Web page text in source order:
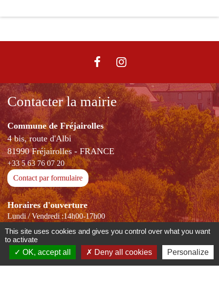
Contacter la mairie
Commune de Fréjairolles
4 bis, route d'Albi
81990 Fréjairolles - FRANCE
+33 5 63 76 07 20
Contact par formulaire
Horaires d'ouverture
Lundi / Vendredi :14h00-17h00
This site uses cookies and gives you control over what you want
to activate
OK, accept all
Deny all cookies Personalize